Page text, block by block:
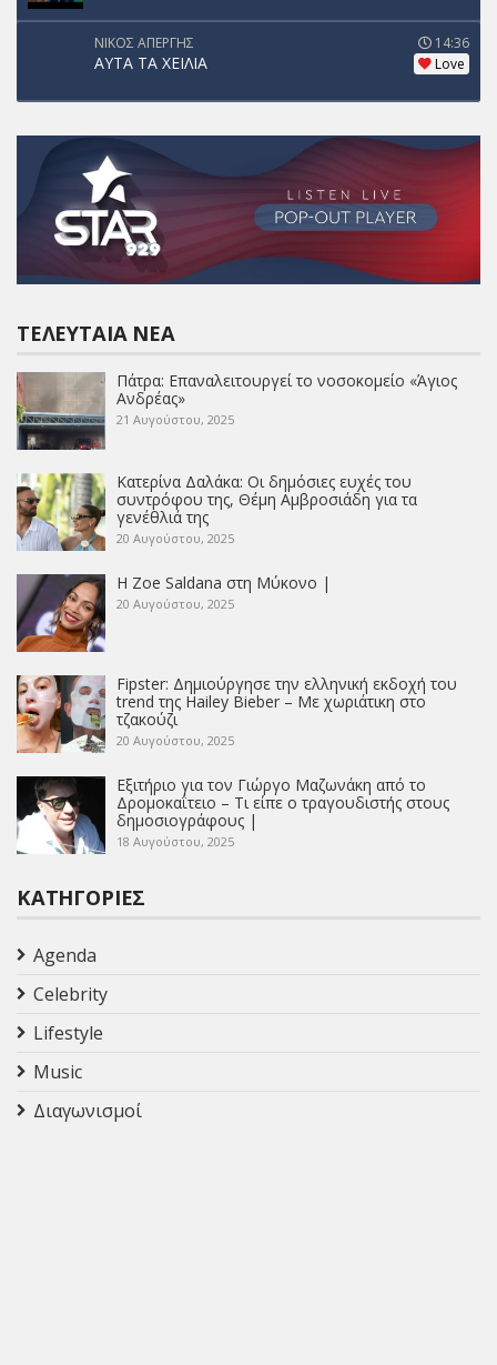
ΝΙΚΟΣ ΑΠΕΡΓΗΣ
ΑΥΤΑ ΤΑ ΧΕΙΛΙΑ
14:36
Love
ΤΕΛΕΥΤΑΊΑ ΝΈΑ
Πάτρα: Επαναλειτουργεί το νοσοκομείο «Άγιος
Ανδρέας»
21 Αυγούστου, 2025
Κατερίνα Δαλάκα: Οι δημόσιες ευχές του
συντρόφου της, Θέμη Αμβροσιάδη για τα
γενέθλιά της
20 Αυγούστου, 2025
Η Zoe Saldana στη Μύκονο |
20 Αυγούστου, 2025
Fipster: Δημιούργησε την ελληνική εκδοχή του
trend της Hailey Bieber – Με χωριάτικη στο
τζακούζι
20 Αυγούστου, 2025
Εξιτήριο για τον Γιώργο Μαζωνάκη από το
Δρομοκαΐτειο – Τι είπε ο τραγουδιστής στους
δημοσιογράφους |
18 Αυγούστου, 2025
ΚΑΤΗΓΟΡΊΕΣ
Agenda
Celebrity
Lifestyle
Music
Διαγωνισμοί